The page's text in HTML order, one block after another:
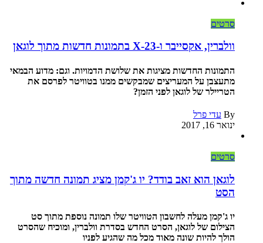
סרטים
וולברין, אקסייבר ו-X-23 בתמונות חדשות מתוך לוגאן
התמונות החדשות מציגות את שלושת הדמויות. וגם: מדוע הבמאי
מתעצבן על המעריצים שמבקשים ממנו בטוויטר לפרסם את
הטריילר של לוגאן לפני הזמן?
By עדי פרל
ינואר 16, 2017
סרטים
לוגאן הוא זאב בודד? יו ג'קמן מציג תמונה חדשה מתוך
הסט
יו ג'קמן מעלה לחשבון הטוויטר שלו תמונה נוספת מתוך סט
הצילום של לוגאן, הסרט החדש בסדרת וולברין, ומוכיח שהסרט
הולך להיות שונה מאוד מכל מה שהגיע לפניו